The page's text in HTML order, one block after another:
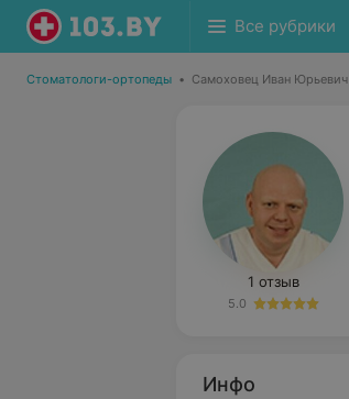
Все рубрики
Стоматологи-ортопеды • Самоховец Иван Юрьевич
1 отзыв
5.0
Инфо